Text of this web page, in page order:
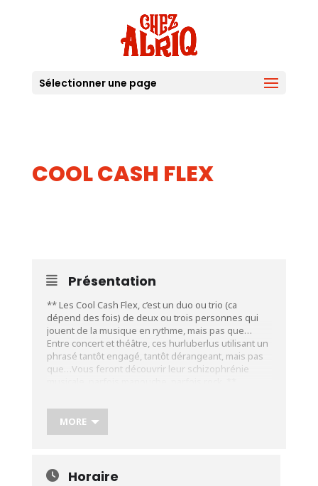
Sélectionner une page
COOL CASH FLEX
Présentation
** Les Cool Cash Flex, c’est un duo ou trio (ca
dépend des fois) de deux ou trois personnes qui
jouent de la musique en rythme, mais pas que…
Entre concert et théâtre, ces hurluberlus utilisant un
phrasé tantôt engagé, tantôt dérangeant, mais pas
que…Vous feront découvrir leur schizophrénie
MORE
Horaire